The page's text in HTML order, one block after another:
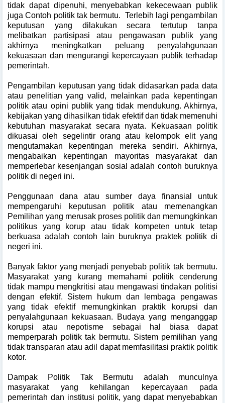
tidak dapat dipenuhi, menyebabkan kekecewaan publik
juga Contoh politik tak bermutu. Terlebih lagi pengambilan
keputusan yang dilakukan secara tertutup tanpa
melibatkan partisipasi atau pengawasan publik yang
akhirnya meningkatkan peluang penyalahgunaan
kekuasaan dan mengurangi kepercayaan publik terhadap
pemerintah.
Pengambilan keputusan yang tidak didasarkan pada data
atau penelitian yang valid, melainkan pada kepentingan
politik atau opini publik yang tidak mendukung. Akhirnya,
kebijakan yang dihasilkan tidak efektif dan tidak memenuhi
kebutuhan masyarakat secara nyata. Kekuasaan politik
dikuasai oleh segelintir orang atau kelompok elit yang
mengutamakan kepentingan mereka sendiri. Akhirnya,
mengabaikan kepentingan mayoritas masyarakat dan
memperlebar kesenjangan sosial adalah contoh buruknya
politik di negeri ini.
Penggunaan dana atau sumber daya finansial untuk
mempengaruhi keputusan politik atau memenangkan
Pemilihan yang merusak proses politik dan memungkinkan
politikus yang korup atau tidak kompeten untuk tetap
berkuasa adalah contoh lain buruknya praktek politik di
negeri ini.
Banyak faktor yang menjadi penyebab politik tak bermutu.
Masyarakat yang kurang memahami politik cenderung
tidak mampu mengkritisi atau mengawasi tindakan politisi
dengan efektif. Sistem hukum dan lembaga pengawas
yang tidak efektif memungkinkan praktik korupsi dan
penyalahgunaan kekuasaan. Budaya yang menganggap
korupsi atau nepotisme sebagai hal biasa dapat
memperparah politik tak bermutu. Sistem pemilihan yang
tidak transparan atau adil dapat memfasilitasi praktik politik
kotor.
Dampak Politik Tak Bermutu adalah munculnya
masyarakat yang kehilangan kepercayaan pada
pemerintah dan institusi politik, yang dapat menyebabkan